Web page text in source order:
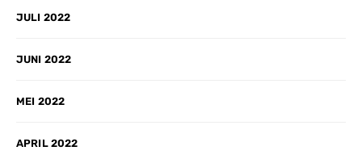
JULI 2022
JUNI 2022
MEI 2022
APRIL 2022